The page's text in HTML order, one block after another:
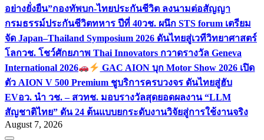
อย่างยั่งยืน”กองทัพบก-ไทยประกันชีวิต ลงนามต่อสัญญา
กรมธรรม์ประกันชีวิตทหาร ปีที่ 40วช. ผนึก STS forum เตรียม
จัด Japan–Thailand Symposium 2026 ดันไทยสู่เวทีวิทยาศาสตร์
โลกวช. โชว์ศักยภาพ Thai Innovators กวาดรางวัล Geneva
International 2026
GAC AION บุก Motor Show 2026 เปิด
ตัว AION V 500 Premium ชูบริการครบวงจร ดันไทยสู่ฮับ
EVอว. นำ วช. – สวทช. มอบรางวัลสุดยอดผลงาน “LLM
สัญชาติไทย” ดัน 24 ต้นแบบยกระดับงานวิจัยสู่การใช้งานจริง
August 7, 2026